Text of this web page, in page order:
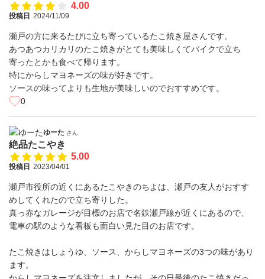
4.00
投稿日 2024/11/09
瀬戸の方に来るたびに立ち寄っているたこ焼き屋さんです。
あつあつカリカリのたこ焼きがとても美味しくてバイクで立ち
寄ったとかも食べて帰ります。
特にからしマヨネーズの味が好きです。
ソースの味ってよりも生地が美味しいのでおすすめです。
0
ゆーた さん
絶品たこやき
5.00
投稿日 2023/04/01
瀬戸市役所の近くにあるたこやきのちよは、瀬戸の友人がおすす
めしてくれたので立ち寄りした。
真っ赤なガレージが目標のお店で名鉄瀬戸線が近くにあるので、
電車の駅のような看板も面白い見た目のお店です。
たこ焼きはしょうゆ、ソース、からしマヨネーズの3つの味があり
ます。